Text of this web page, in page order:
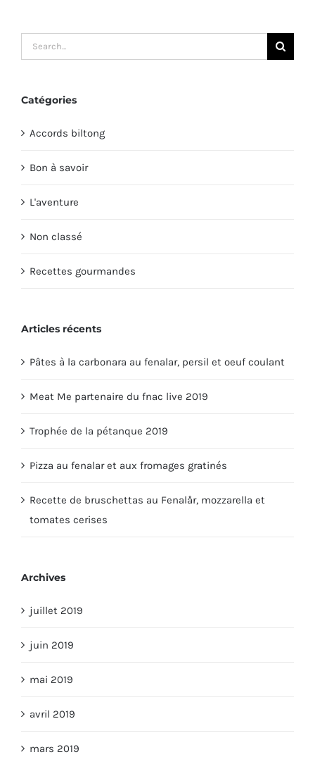
Search
for:
Catégories
Accords biltong
Bon à savoir
L'aventure
Non classé
Recettes gourmandes
Articles récents
Pâtes à la carbonara au fenalar, persil et oeuf coulant
Meat Me partenaire du fnac live 2019
Trophée de la pétanque 2019
Pizza au fenalar et aux fromages gratinés
Recette de bruschettas au Fenalår, mozzarella et
tomates cerises
Archives
juillet 2019
juin 2019
mai 2019
avril 2019
mars 2019